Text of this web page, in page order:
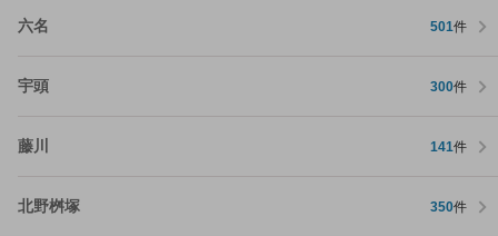
六名 501件
宇頭 300件
藤川 141件
北野桝塚 350件